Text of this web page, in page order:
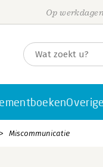
Op
Miscommunicatie